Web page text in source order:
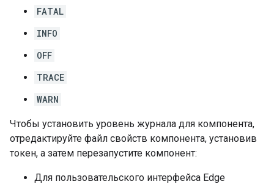
FATAL
INFO
OFF
TRACE
WARN
Чтобы установить уровень журнала для компонента,
отредактируйте файл свойств компонента, установив
токен, а затем перезапустите компонент:
Для пользовательского интерфейса Edge